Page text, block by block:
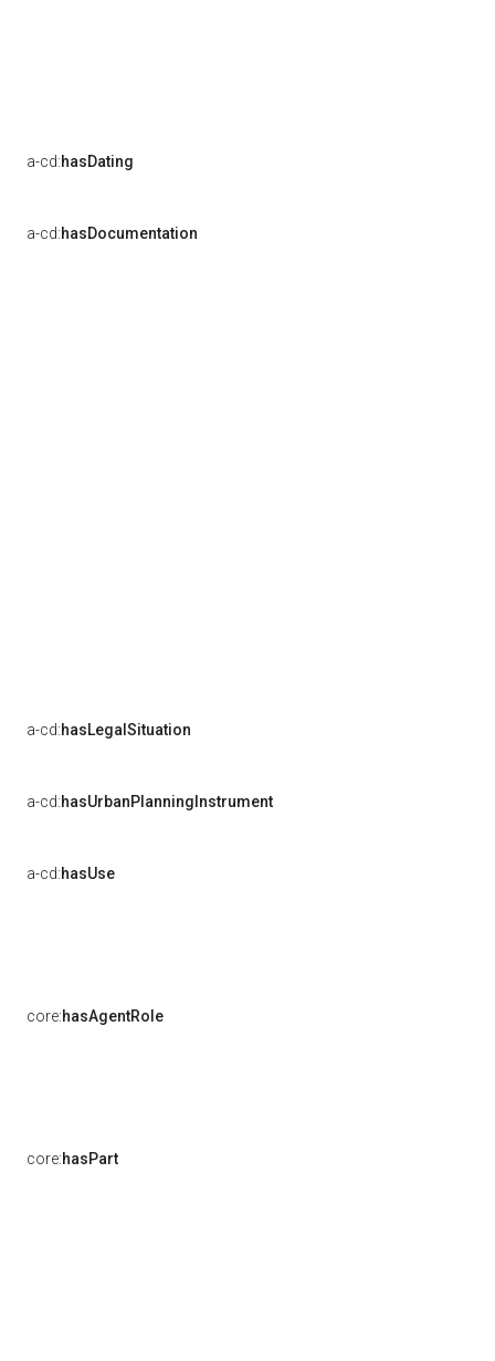
a-cd:hasDating
a-cd:hasDocumentation
a-cd:hasLegalSituation
a-cd:hasUrbanPlanningInstrument
a-cd:hasUse
core:hasAgentRole
core:hasPart